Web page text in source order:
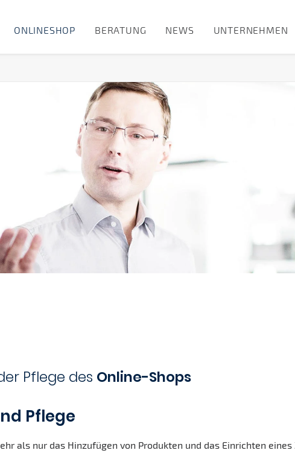
ONLINESHOP BERATUNG NEWS UNTERNEHMEN
Pflege des Online-Shops
Pflege
als nur das Hinzufügen von Produkten und das Einrichten